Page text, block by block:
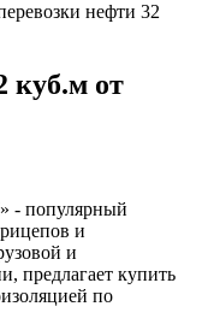
нефти 32
куб.м от
- популярный
и
и
предлагает купить
по